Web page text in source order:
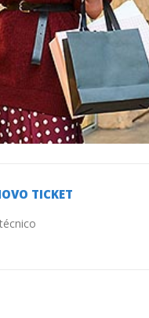
TICKET